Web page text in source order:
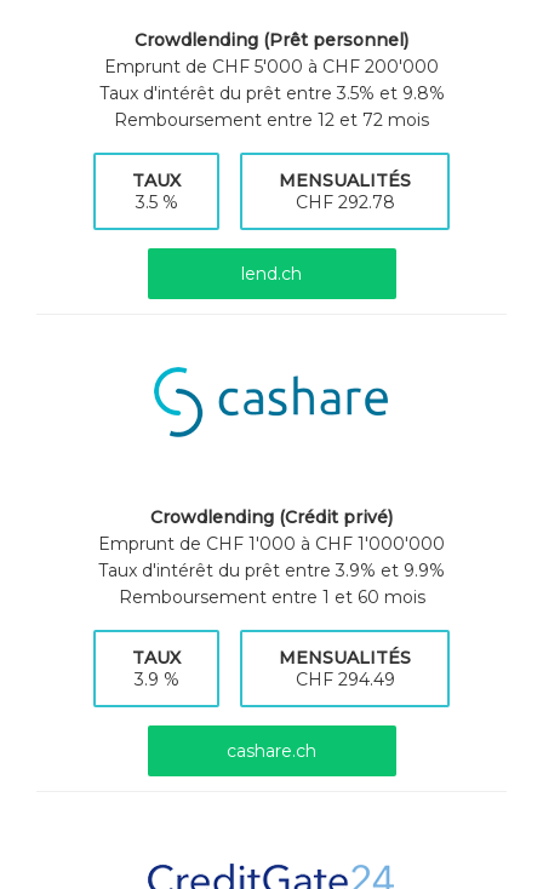
Crowdlending (Prêt personnel)
Emprunt de CHF 5'000 à CHF 200'000
Taux d'intérêt du prêt entre 3.5% et 9.8%
Remboursement entre 12 et 72 mois
TAUX
3.5 %
MENSUALITÉS
CHF 292.78
lend.ch
Crowdlending (Crédit privé)
Emprunt de CHF 1'000 à CHF 1'000'000
Taux d'intérêt du prêt entre 3.9% et 9.9%
Remboursement entre 1 et 60 mois
TAUX
3.9 %
MENSUALITÉS
CHF 294.49
cashare.ch